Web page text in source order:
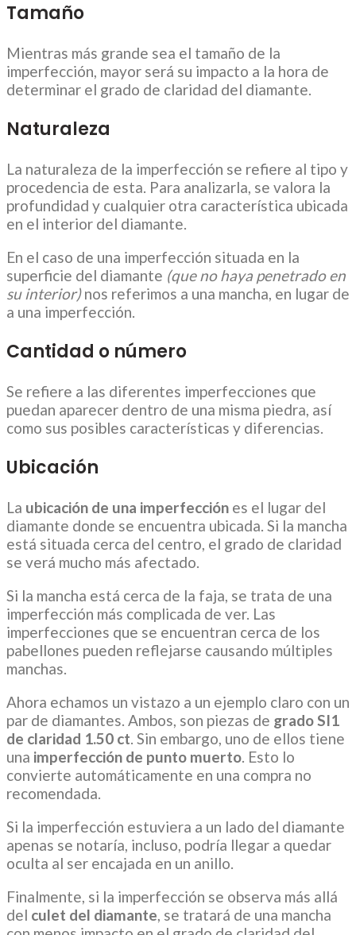
Tamaño
Mientras más grande sea el tamaño de la
imperfección, mayor será su impacto a la hora de
determinar el grado de claridad del diamante.
Naturaleza
La naturaleza de la imperfección se refiere al tipo y
procedencia de esta. Para analizarla, se valora la
profundidad y cualquier otra característica ubicada
en el interior del diamante.
En el caso de una imperfección situada en la
superficie del diamante (que no haya penetrado en
su interior)nos referimos a una mancha, en lugar de
a una imperfección.
Cantidad o número
Se refiere a las diferentes imperfecciones que
puedan aparecer dentro de una misma piedra, así
como sus posibles características y diferencias.
Ubicación
La ubicación de una imperfección es el lugar del
diamante donde se encuentra ubicada. Si la mancha
está situada cerca del centro, el grado de claridad
se verá mucho más afectado.
Si la mancha está cerca de la faja, se trata de una
imperfección más complicada de ver. Las
imperfecciones que se encuentran cerca de los
pabellones pueden reflejarse causando múltiples
manchas.
Ahora echamos un vistazo a un ejemplo claro con un
par de diamantes. Ambos, son piezas de grado SI1
de claridad 1.50 ct. Sin embargo, uno de ellos tiene
una imperfección de punto muerto. Esto lo
convierte automáticamente en una compra no
recomendada.
Si la imperfección estuviera a un lado del diamante
apenas se notaría, incluso, podría llegar a quedar
oculta al ser encajada en un anillo.
Finalmente, si la imperfección se observa más allá
del culet del diamante, se tratará de una mancha